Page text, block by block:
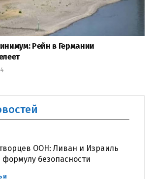
Рейн в Германии
ООН: Ливан и Израиль
безопасности